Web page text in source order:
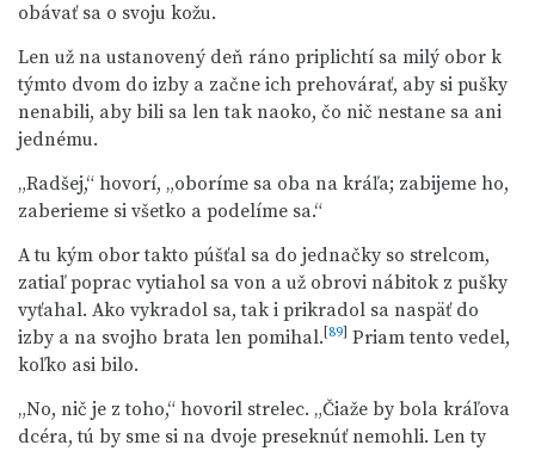
obávať sa o svoju kožu.
Len už na ustanovený deň ráno priplichtí sa milý obor k
týmto dvom do izby a začne ich prehovárať, aby si pušky
nenabili, aby bili sa len tak naoko, čo nič nestane sa ani
jednému.
„Radšej,“ hovorí, „oboríme sa oba na kráľa; zabijeme ho,
zaberieme si všetko a podelíme sa.“
A tu kým obor takto púšťal sa do jednačky so strelcom,
zatiaľ poprac vytiahol sa von a už obrovi nábitok z pušky
vyťahal. Ako vykradol sa, tak i prikradol sa naspäť do
izby a na svojho brata len pomihal. [89] Priam tento vedel,
koľko asi bilo.
„No, nič je z toho,“ hovoril strelec. „Čiaže by bola kráľova
dcéra, tú by sme si na dvoje preseknúť nemohli. Len ty